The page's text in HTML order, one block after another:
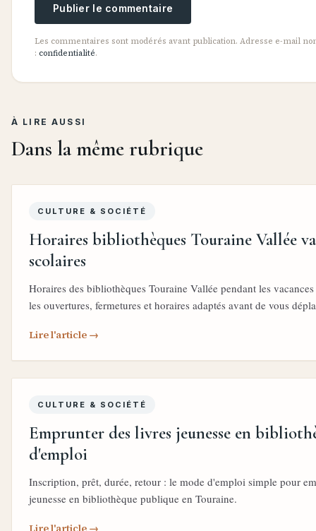
Publier le commentaire
Les commentaires sont modérés avant publication. Adresse e-mail
: confidentialité.
À LIRE AUSSI
Dans la même rubrique
CULTURE & SOCIÉTÉ
Horaires bibliothèques Touraine Vallée
scolaires
Horaires des bibliothèques Touraine Vallée pendant les
les ouvertures, fermetures et horaires adaptés avant de vous
Lire l'article →
CULTURE & SOCIÉTÉ
Emprunter des livres jeunesse en
d'emploi
Inscription, prêt, durée, retour : le mode d'emploi simple pour
jeunesse en bibliothèque publique en Touraine.